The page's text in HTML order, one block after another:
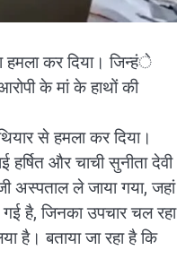
हमला कर दिया। जिन्हंे
के मां के हाथों की
से हमला कर दिया।
और चाची सुनीता देवी
अस्पताल ले जाया गया, जहां
है, जिनका उपचार चल रहा
है। बताया जा रहा है कि